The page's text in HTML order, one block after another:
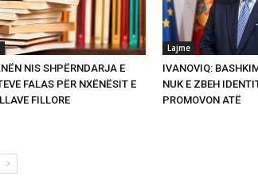
NIS SHPËRNDARJA E
FALAS PËR NXËNËSIT E
FILLORE
Lajme
IVANOVIQ:
NUK E ZBEH
PROMOVON ATË